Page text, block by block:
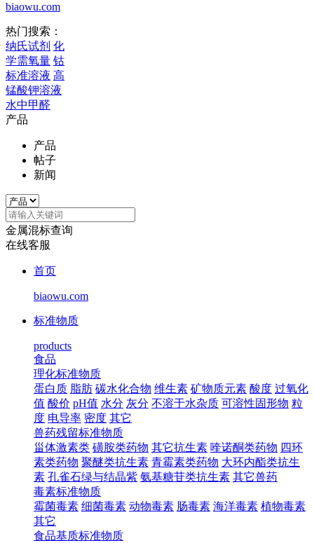
biaowu.com
热门搜索：
纳氏试剂 化
学需氧量 钴
标准溶液 高
锰酸钾溶液
水中甲醛
产品
产品
帖子
新闻
金属混标查询
在线客服
首页
biaowu.com
标准物质
products
食品
理化标准物质
蛋白质 脂肪 碳水化合物 维生素 矿物质元素 酸度 过氧化
值 酸价 pH值 水分 灰分 不溶于水杂质 可溶性固形物 粒
度 电导率 密度 其它
兽药残留标准物质
甾体激素类 磺胺类药物 其它抗生素 喹诺酮类药物 四环
素类药物 聚醚类抗生素 青霉素类药物 大环内酯类抗生
素 孔雀石绿与结晶紫 氨基糖苷类抗生素 其它兽药
毒素标准物质
霉菌毒素 细菌毒素 动物毒素 肠毒素 海洋毒素 植物毒素
其它
食品基质标准物质